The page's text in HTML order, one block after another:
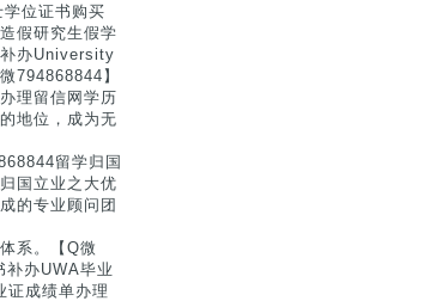
位证书购买
假研究生假学
补办University
794868844】
理留信网学历
地位，成为无
留学归国
国立业之大优
的专业顾问团
系。【Q微
办UWA毕业
成绩单办理